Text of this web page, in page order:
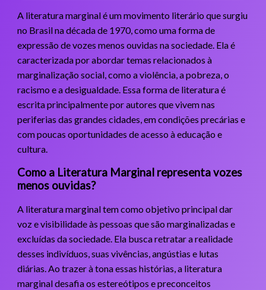
A literatura marginal é um movimento literário que surgiu
no Brasil na década de 1970, como uma forma de
expressão de vozes menos ouvidas na sociedade. Ela é
caracterizada por abordar temas relacionados à
marginalização social, como a violência, a pobreza, o
racismo e a desigualdade. Essa forma de literatura é
escrita principalmente por autores que vivem nas
periferias das grandes cidades, em condições precárias e
com poucas oportunidades de acesso à educação e
cultura.
Como a Literatura Marginal representa vozes
menos ouvidas?
A literatura marginal tem como objetivo principal dar
voz e visibilidade às pessoas que são marginalizadas e
excluídas da sociedade. Ela busca retratar a realidade
desses indivíduos, suas vivências, angústias e lutas
diárias. Ao trazer à tona essas histórias, a literatura
marginal desafia os estereótipos e preconceitos